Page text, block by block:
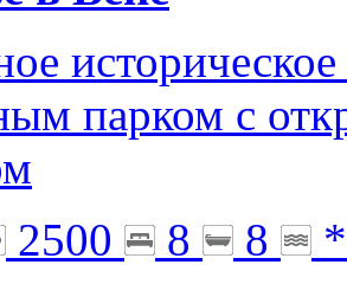
парком с
2500 8 8
*